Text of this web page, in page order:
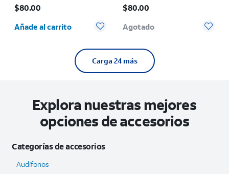
Armorglass pro +
cargador de 30 w -
Samsung Galaxy Z Fold8
$80.00
Cantidad seleccionada: 0
Añade al carrito
$80.00
Agotado
Carga 24 más
Explora nuestras mejores
opciones de accesorios
Categorías de accesorios
Audífonos